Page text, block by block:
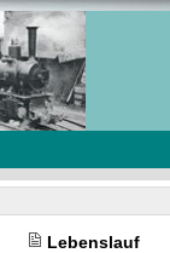
Lebenslauf